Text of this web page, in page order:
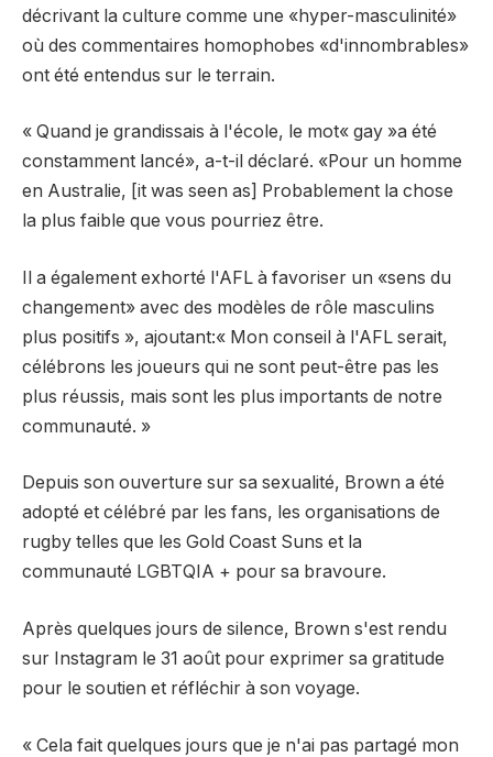
décrivant la culture comme une «hyper-masculinité»
où des commentaires homophobes «d'innombrables»
ont été entendus sur le terrain.
« Quand je grandissais à l'école, le mot« gay »a été
constamment lancé», a-t-il déclaré. «Pour un homme
en Australie, [it was seen as] Probablement la chose
la plus faible que vous pourriez être.
Il a également exhorté l'AFL à favoriser un «sens du
changement» avec des modèles de rôle masculins
plus positifs », ajoutant:« Mon conseil à l'AFL serait,
célébrons les joueurs qui ne sont peut-être pas les
plus réussis, mais sont les plus importants de notre
communauté. »
Depuis son ouverture sur sa sexualité, Brown a été
adopté et célébré par les fans, les organisations de
rugby telles que les Gold Coast Suns et la
communauté LGBTQIA + pour sa bravoure.
Après quelques jours de silence, Brown s'est rendu
sur Instagram le 31 août pour exprimer sa gratitude
pour le soutien et réfléchir à son voyage.
« Cela fait quelques jours que je n'ai pas partagé mon